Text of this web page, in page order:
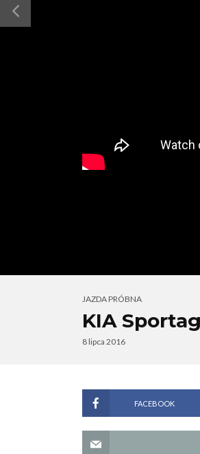
JAZDA PRÓBNA
KIA
8 lipca 2016
FACEBOOK